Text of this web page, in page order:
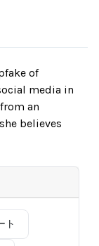
of
media in
an
believes
ト